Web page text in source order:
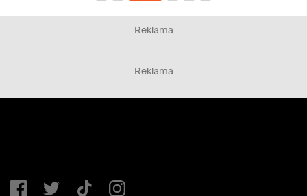
Reklāma
Reklāma